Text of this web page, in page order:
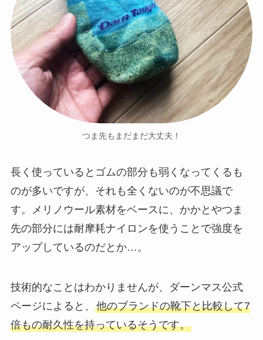
つま先もまだまだ大丈夫！
長く使っているとゴムの部分も弱くなってくるも
のが多いですが、それも全くないのが不思議で
す。メリノウール素材をベースに、かかとやつま
先の部分には耐摩耗ナイロンを使うことで強度を
アップしているのだとか…。
技術的なことはわかりませんが、ダーンマス公式
ページによると、 他のブランドの靴下と比較して7
倍もの耐久性を持っているそうです。